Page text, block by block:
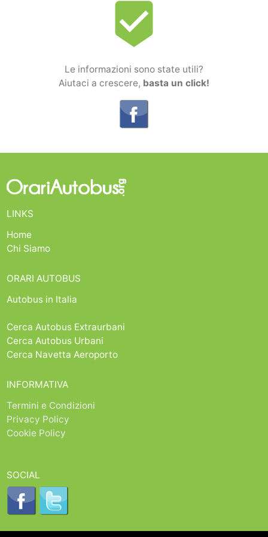
beenhere
Le informazioni sono state utili?
Aiutaci a crescere, basta un click!
LINKS
Home
Chi Siamo
ORARI AUTOBUS
Autobus in Italia
Cerca Autobus Extraurbani
Cerca Autobus Urbani
Cerca Navetta Aeroporto
INFORMATIVA
Termini e Condizioni
Privacy Policy
Cookie Policy
SOCIAL